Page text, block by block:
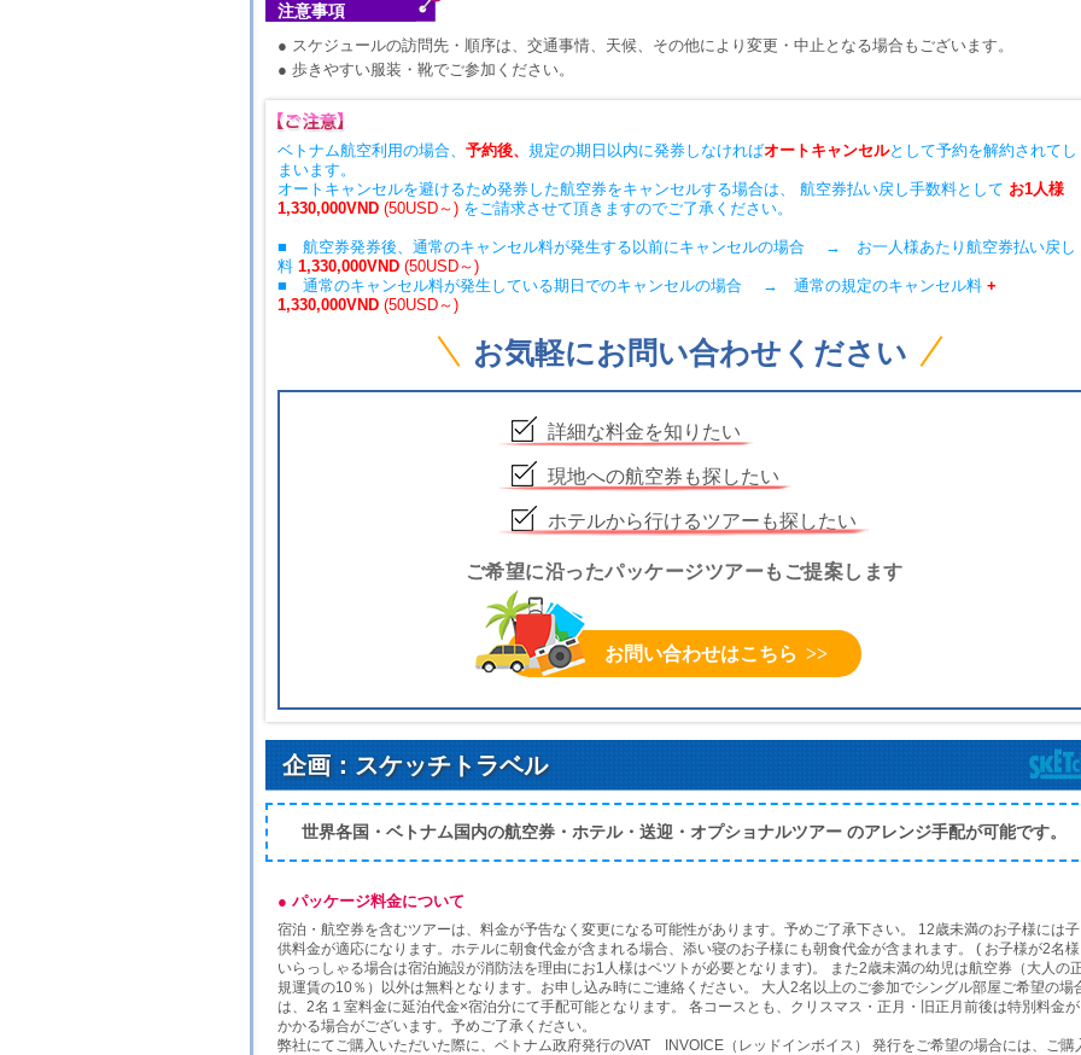
注意事項
● スケジュールの訪問先・順序は、交通事情、天候、その他により変更・中止となる場合もございます。
● 歩きやすい服装・靴でご参加ください。
ベトナム航空利用の場合、 予約後、 規定の期日以内に発券しなければオートキャンセルとして予約を解約されてし
まいます。
オートキャンセルを避けるため発券した航空券をキャンセルする場合は、 航空券払い戻し手数料として お1人様
1,330,000VND (50USD～) をご請求させて頂きますのでご了承ください。
■ 航空券発券後、通常のキャンセル料が発生する以前にキャンセルの場合 → お一人様あたり航空券払い戻し
料 1,330,000VND (50USD～)
■ 通常のキャンセル料が発生している期日でのキャンセルの場合 → 通常の規定のキャンセル料 +
1,330,000VND (50USD～)
お気軽にお問い合わせください
詳細な料金を知りたい
現地への航空券も探したい
ホテルから行けるツアーも探したい
ご希望に沿ったパッケージツアーもご提案します
お問い合わせはこちら
企画：スケッチトラベル
世界各国・ベトナム国内の航空券・ホテル・送迎・オプショナルツアー のアレンジ手配が可能です。
● パッケージ料金について
宿泊・航空券を含むツアーは、料金が予告なく変更になる可能性があります。予めご了承下さい。 12歳未満のお子様には子
供料金が適応になります。ホテルに朝食代金が含まれる場合、添い寝のお子様にも朝食代金が含まれます。 ( お子様が2名様
いらっしゃる場合は宿泊施設が消防法を理由にお1人様はベツトが必要となります)。 また2歳未満の幼児は航空券（大人の
規運賃の10％）以外は無料となります。お申し込み時にご連絡ください。 大人2名以上のご参加でシングル部屋ご希望の場
は、2名１室料金に延泊代金×宿泊分にて手配可能となります。 各コースとも、クリスマス・正月・旧正月前後は特別料金が
かかる場合がございます。予めご了承ください。
弊社にてご購入いただいた際に、ベトナム政府発行のVAT INVOICE（レッドインボイス） 発行をご希望の場合には、ご購